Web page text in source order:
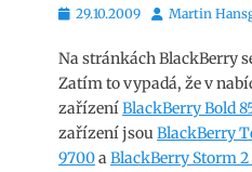
Publikováno
29.10.2009 AutorMartin
Na stránkách BlackBerry
Zatím to vypadá, že v
zařízeníBlackBerry Bold
zařízení jsouBlackBerry
9700a BlackBerry Storm 2